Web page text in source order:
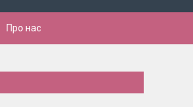
Про нас